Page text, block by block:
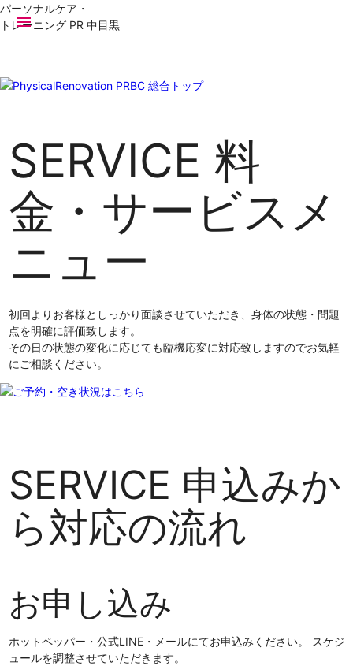
パーソナルケア・
トレーニング PR 中目黒
menu
PRBC 総合トップ
SERVICE 料
金・サービスメ
ニュー
初回よりお客様としっかり面談させていただき、身体の状態・問題
点を明確に評価致します。
その日の状態の変化に応じても臨機応変に対応致しますのでお気軽
にご相談ください。
SERVICE 申込みか
ら対応の流れ
お申し込み
ホットペッパー・公式LINE・メールにてお申込みください。 スケジ
ュールを調整させていただきます。